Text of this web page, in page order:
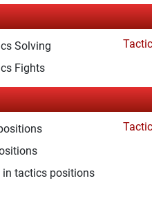
Solving
Fights
in tactics positions